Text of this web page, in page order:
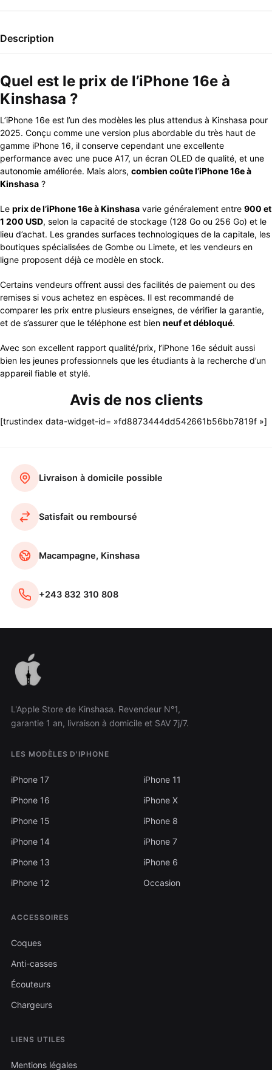
Description
Quel est le prix de l’iPhone 16e à
Kinshasa ?
L’iPhone 16e est l’un des modèles les plus attendus à Kinshasa pour
2025. Conçu comme une version plus abordable du très haut de
gamme iPhone 16, il conserve cependant une excellente
performance avec une puce A17, un écran OLED de qualité, et une
autonomie améliorée. Mais alors, combien coûte l’iPhone 16e à
Kinshasa ?
Le prix de l’iPhone 16e à Kinshasa varie généralement entre 900 et
1 200 USD, selon la capacité de stockage (128 Go ou 256 Go) et le
lieu d’achat. Les grandes surfaces technologiques de la capitale, les
boutiques spécialisées de Gombe ou Limete, et les vendeurs en
ligne proposent déjà ce modèle en stock.
Certains vendeurs offrent aussi des facilités de paiement ou des
remises si vous achetez en espèces. Il est recommandé de
comparer les prix entre plusieurs enseignes, de vérifier la garantie,
et de s’assurer que le téléphone est bien neuf et débloqué.
Avec son excellent rapport qualité/prix, l’iPhone 16e séduit aussi
bien les jeunes professionnels que les étudiants à la recherche d’un
appareil fiable et stylé.
Avis de nos clients
[trustindex data-widget-id= »fd8873444dd542661b56bb7819f »]
Livraison à domicile possible
Satisfait ou remboursé
Macampagne, Kinshasa
+243 832 310 808
L'Apple Store de Kinshasa. Revendeur N°1,
garantie 1 an, livraison à domicile et SAV 7j/7.
LES MODÈLES D'IPHONE
iPhone 17
iPhone 16
iPhone 15
iPhone 14
iPhone 13
iPhone 12
iPhone 11
iPhone X
iPhone 8
iPhone 7
iPhone 6
Occasion
ACCESSOIRES
Coques
Anti-casses
Écouteurs
Chargeurs
LIENS UTILES
Mentions légales